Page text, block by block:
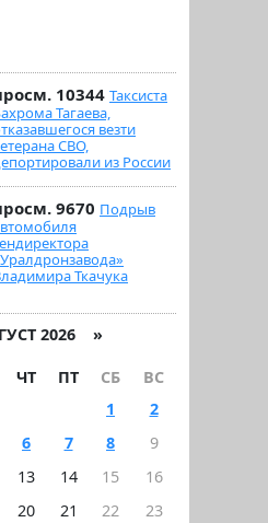
10344 Таксиста
Тагаева,
везти
СВО,
из России
9670 Подрыв
Ткачука
2026 »
ЧТ ПТ СБ
ВС
1
2
6 7 8
9
13 14 15
16
20 21 22
23